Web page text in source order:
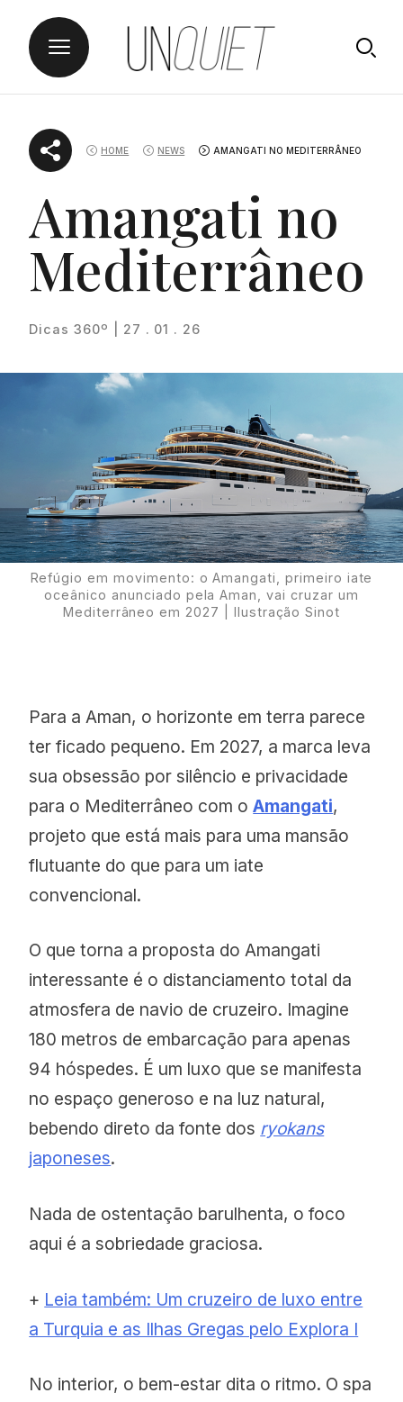
content
Proudly
HOME NEWS AMANGATI NO MEDITERRÂNEO
Amangati no
Mediterrâneo
Dicas 360º | 27 . 01 . 26
Refúgio em movimento: o Amangati, primeiro iate
oceânico anunciado pela Aman, vai cruzar um
Mediterrâneo em 2027 | Ilustração Sinot
Para a Aman, o horizonte em terra parece
ter ficado pequeno. Em 2027, a marca leva
sua obsessão por silêncio e privacidade
para o Mediterrâneo com oAmangati,
projeto que está mais para uma mansão
flutuante do que para um iate
convencional.
O que torna a proposta do Amangati
interessante é o distanciamento total da
atmosfera de navio de cruzeiro. Imagine
180 metros de embarcação para apenas
94 hóspedes. É um luxo que se manifesta
no espaço generoso e na luz natural,
bebendo direto da fonte dos ryokans
japoneses.
Nada de ostentação barulhenta, o foco
aqui é a sobriedade graciosa.
+ Leia também: Um cruzeiro de luxo entre
a Turquia e as Ilhas Gregas pelo Explora I
No interior, o bem-estar dita o ritmo. O spa